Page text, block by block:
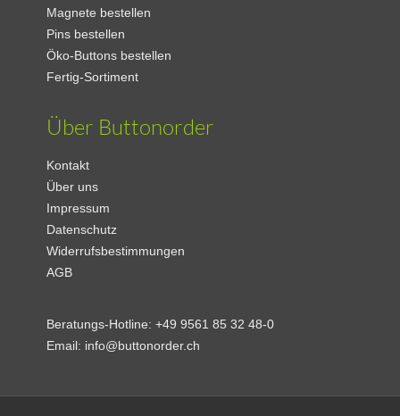
Magnete bestellen
Pins bestellen
Öko-Buttons bestellen
Fertig-Sortiment
Über Buttonorder
Kontakt
Über uns
Impressum
Datenschutz
Widerrufsbestimmungen
AGB
Beratungs-Hotline:+49 9561 85 32 48-0
Email: info@buttonorder.ch